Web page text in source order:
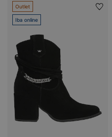
Outlet
Iba online